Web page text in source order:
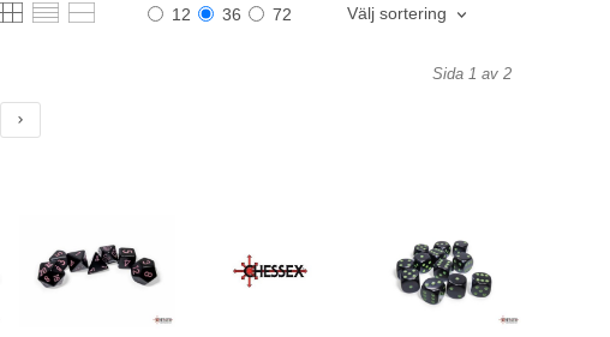
12 36 72 Välj sortering
Sida 1 av 2